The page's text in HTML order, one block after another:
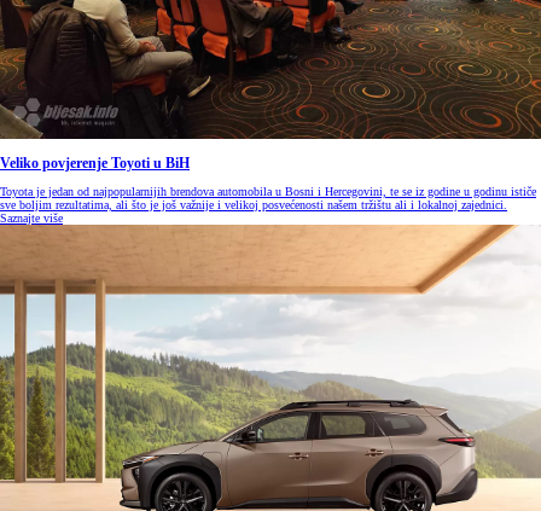
Veliko povjerenje Toyoti u BiH
Toyota je jedan od najpopularnijih brendova automobila u Bosni i Hercegovini, te se iz godine u godinu ističe
sve boljim rezultatima, ali što je još važnije i velikoj posvećenosti našem tržištu ali i lokalnoj zajednici.
Saznajte više